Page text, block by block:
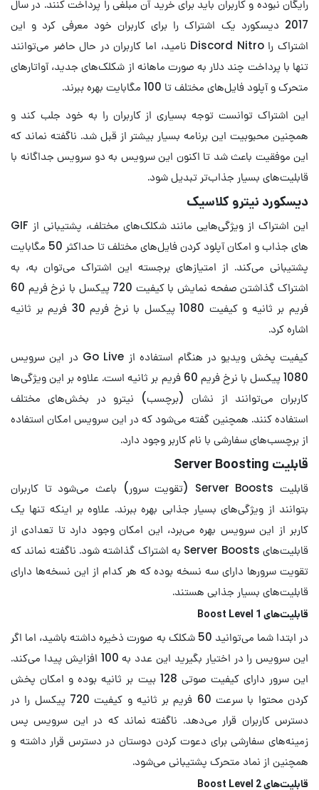
رایگان نبوده و کاربران باید برای خرید آن مبلغی را پرداخت کنند. در سال
2017 دیسکورد یک اشتراک را برای کاربران خود معرفی کرد و این
اشتراک را Discord Nitro نامید، اما کاربران در حال حاضر می‌توانند
تنها با پرداخت چند دلار به صورت ماهانه از شکلک‌های جدید، آواتارهای
متحرک و آپلود فایل‌های مختلف تا 100 مگابایت بهره ببرند.
این اشتراک توانست توجه بسیاری از کاربران را به خود جلب کند و
همچنین محبوبیت این برنامه بسیار بیشتر از قبل شد. ناگفته نماند که
این موفقیت باعث شد تا اکنون این سرویس به دو سرویس جداگانه با
قابلیت‌های بسیار جذاب‌تر تبدیل شود.
دیسکورد نیترو کلاسیک
این اشتراک از ویژگی‌هایی مانند شکلک‌های مختلف، پشتیبانی از GIF
های جذاب و امکان آپلود کردن فایل‌های مختلف تا حداکثر 50 مگابایت
پشتیبانی می‌کند. از امتیازهای برجسته این اشتراک می‌توان به، به
اشتراک گذاشتن صفحه نمایش با کیفیت 720 پیکسل با نرخ فریم 60
فریم بر ثانیه و کیفیت 1080 پیکسل با نرخ فریم 30 فریم بر ثانیه
اشاره کرد.
کیفیت پخش ویدیو در هنگام استفاده از Go Live در این سرویس
1080 پیکسل با نرخ فریم 60 فریم بر ثانیه است. علاوه بر این ویژگی‌ها
کاربران می‌توانند از نشان (برچسب) نیترو در بخش‌های مختلف
استفاده کنند. همچنین گفته می‌شود که در این سرویس امکان استفاده
از برچسب‌های سفارشی با نام کاربر وجود دارد.
قابلیت Server Boosting
قابلیت Server Boosts (تقویت سرور) باعث می‌شود تا کاربران
بتوانند از ویژگی‌های بسیار جذابی بهره ببرند. علاوه بر اینکه تنها یک
کاربر از این سرویس بهره می‌برد، این امکان وجود دارد تا تعدادی از
قابلیت‌های Server Boosts به اشتراک گذاشته شود. ناگفته نماند که
تقویت سرورها دارای سه نسخه بوده که هر کدام از این نسخه‌ها دارای
قابلیت‌های بسیار جذابی هستند.
قابلیت‌های Boost Level 1
در ابتدا شما می‌توانید 50 شکلک به صورت ذخیره داشته باشید، اما اگر
این سرویس را در اختیار بگیرید این عدد به 100 افزایش پیدا می‌کند.
این سرور دارای کیفیت صوتی 128 بیت بر ثانیه بوده و امکان پخش
کردن محتوا با سرعت 60 فریم بر ثانیه و کیفیت 720 پیکسل را در
دسترس کاربران قرار می‌دهد. ناگفته نماند که در این سرویس پس
زمینه‌های سفارشی برای دعوت کردن دوستان در دسترس قرار داشته و
همچنین از نماد متحرک پشتیبانی می‌شود.
قابلیت‌های Boost Level 2